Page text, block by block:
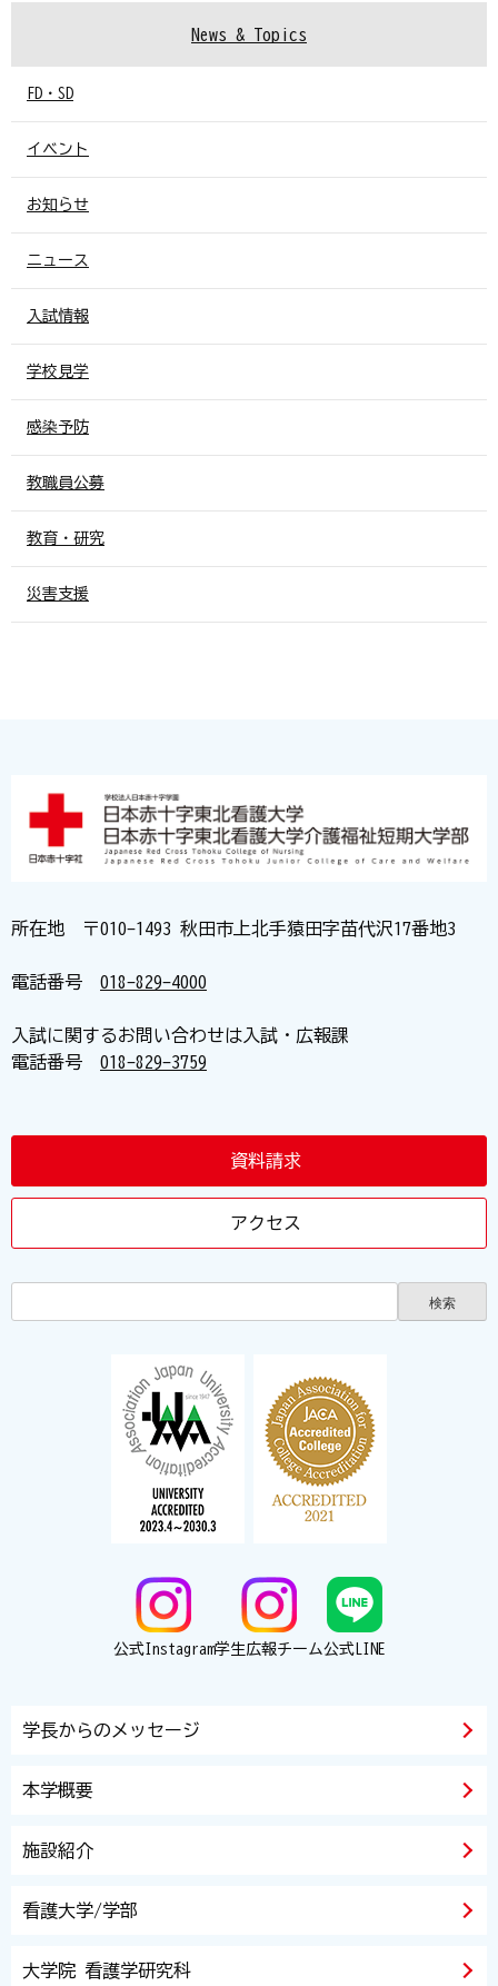
News & Topics
FD・SD
イベント
お知らせ
ニュース
入試情報
学校見学
感染予防
教職員公募
教育・研究
災害支援
所在地 〒010-1493 秋田市上北手猿田字苗代沢17番地3
電話番号 018-829-4000
入試に関するお問い合わせは入試・広報課
電話番号 018-829-3759
資料請求
アクセス
公式Instagram学生広報チーム公式LINE
学長からのメッセージ
本学概要
施設紹介
看護大学/学部
大学院 看護学研究科